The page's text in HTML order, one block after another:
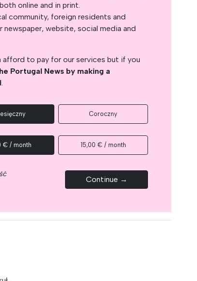
online and in print.
community, foreign residents and
website, social media and
to pay for our services but if you
Portugal News by making a
.
Coroczny
€ / month 15,00 € / month
Continue →